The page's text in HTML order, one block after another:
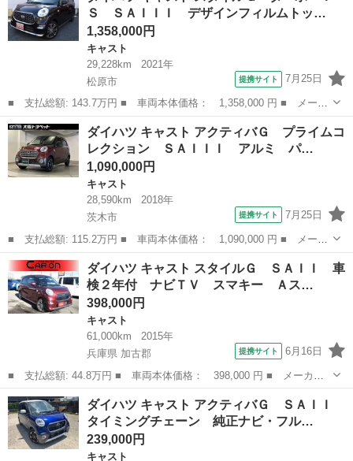
イドリングス...
Ｓ ＳＡＩＩＩ デザインフィルムトッ…
1,358,000円
キャスト
29,228km
2021年
松原市
提携サイト 7月25日
■ 支払総額: 143.7万円 ■ 車両本体価格： 1,358,000 円 ■ メーカ
ー名： ダイハツ ■ 車種名： キャスト ■ グレード名： スタイ
ルＧ ターボ ＶＳ ＳＡＩＩＩ デザインフィルムトップ パナソ
ニック７...
大阪 松原市 キャスト
ダイハツ キャスト アクティバＧ プライムコ
レクション ＳＡＩＩＩ アルミ パ…
1,090,000円
キャスト
28,590km
2018年
茨木市
提携サイト 7月25日
■ 支払総額: 115.2万円 ■ 車両本体価格： 1,090,000 円 ■ メーカ
ー名： ダイハツ ■ 車種名： キャスト ■ グレード名： アクテ
ィバＧ プライムコレクション ＳＡＩＩＩ アルミ パワーウィン
ドウ Ａ...
大阪 茨木市 キャスト
ダイハツ キャスト スタイルＧ ＳＡＩＩ 車
検２年付 ナビＴＶ スマキー Ａス…
398,000円
キャスト
61,000km
2015年
兵庫県 加古郡
提携サイト 6月16日
■ 支払総額: 44.8万円 ■ 車両本体価格： 398,000 円 ■ メーカー
名： ダイハツ ■ 車種名： キャスト ■ グレード名： スタイル
Ｇ ＳＡＩＩ 車検２年付 ナビＴＶ スマキー Ａスト 衝軽Ｂ
■ 排気量：...
兵庫 加古郡 キャスト
ダイハツ キャスト アクティバＧ ＳＡＩＩ
タイミングチェーン 純正ナビ・フル…
239,000円
キャスト